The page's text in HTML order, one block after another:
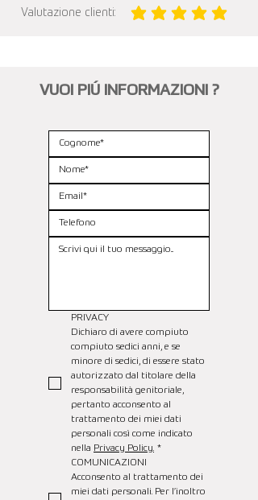
Valutazione clienti: la valutazione media è 5 su
VUOI PIÚ INFORMAZIONI ?
PRIVACY
Dichiaro di avere compiuto
compiuto sedici anni, e se
minore di sedici, di essere stato
autorizzato dal titolare della
responsabilità genitoriale,
pertanto acconsento al
trattamento dei miei dati
personali così come indicato
nella Privacy Policy. *
COMUNICAZIONI
Acconsento al trattamento dei
miei dati personali. Per l’inoltro